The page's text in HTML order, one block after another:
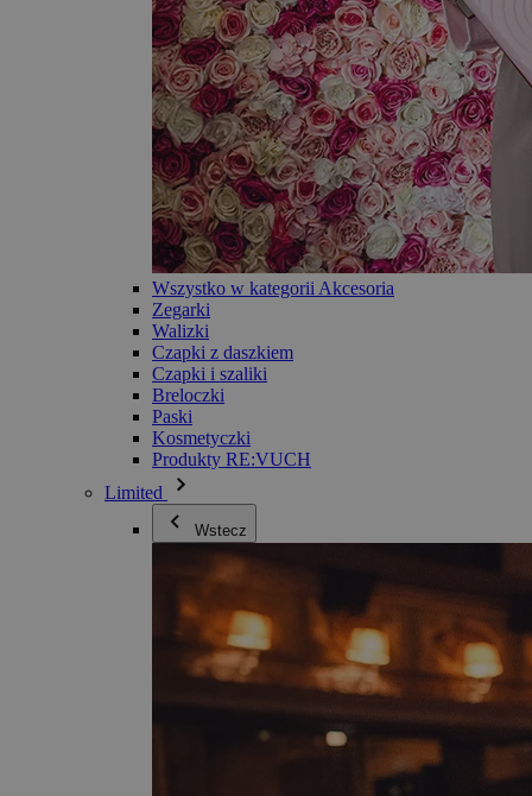
Wszystko w kategorii Akcesoria
Zegarki
Walizki
Czapki z daszkiem
Czapki i szaliki
Breloczki
Paski
Kosmetyczki
Produkty RE:VUCH
Limited
Wstecz